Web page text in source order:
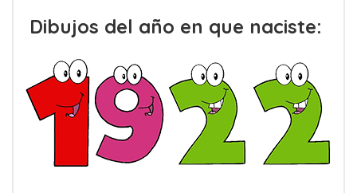
Dibujos del año en que naciste: